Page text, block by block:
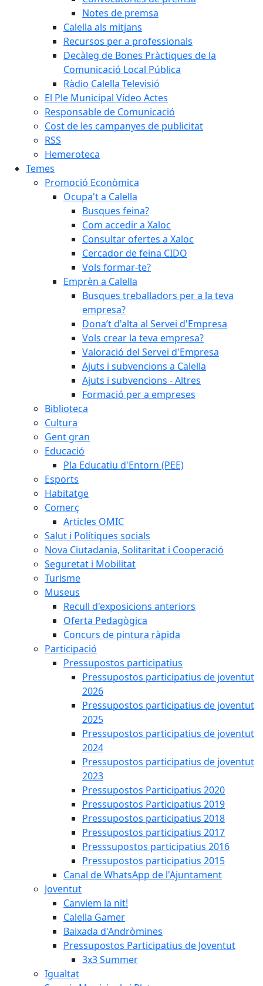
Notes de premsa
Calella als mitjans
Recursos per a professionals
Decàleg de Bones Pràctiques de la
Comunicació Local Pública
Ràdio Calella Televisió
El Ple Municipal Vídeo Actes
Responsable de Comunicació
Cost de les campanyes de publicitat
RSS
Hemeroteca
Temes
Promoció Econòmica
Ocupa't a Calella
Busques feina?
Com accedir a Xaloc
Consultar ofertes a Xaloc
Cercador de feina CIDO
Vols formar-te?
Emprèn a Calella
Busques treballadors per a la teva
empresa?
Dona’t d'alta al Servei d'Empresa
Vols crear la teva empresa?
Valoració del Servei d'Empresa
Ajuts i subvencions a Calella
Ajuts i subvencions - Altres
Formació per a empreses
Biblioteca
Cultura
Gent gran
Educació
Pla Educatiu d'Entorn (PEE)
Esports
Habitatge
Comerç
Articles OMIC
Salut i Polítiques socials
Nova Ciutadania, Solitaritat i Cooperació
Seguretat i Mobilitat
Turisme
Museus
Recull d'exposicions anteriors
Oferta Pedagògica
Concurs de pintura ràpida
Participació
Pressupostos participatius
Pressupostos participatius de joventut
2026
Pressupostos participatius de joventut
2025
Pressupostos participatius de joventut
2024
Pressupostos participatius de joventut
2023
Pressupostos Participatius 2020
Pressupostos Participatius 2019
Pressupostos participatius 2018
Pressupostos participatius 2017
Presssupostos participatius 2016
Pressupostos participatius 2015
Canal de WhatsApp de l'Ajuntament
Joventut
Canviem la nit!
Calella Gamer
Baixada d'Andròmines
Pressupostos Participatius de Joventut
3x3 Summer
Igualtat